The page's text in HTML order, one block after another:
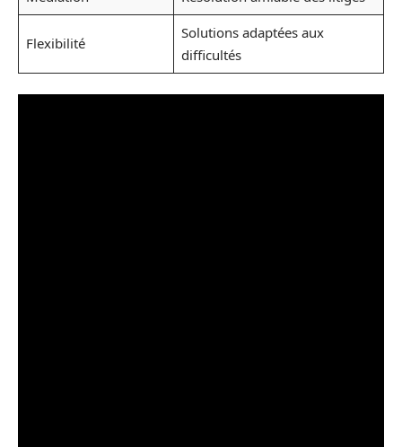
Flexibilité
Solutions adaptées aux
difficultés